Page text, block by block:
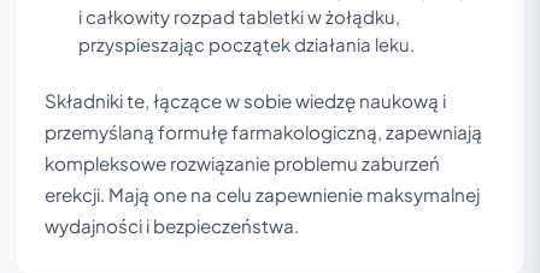
i całkowity rozpad tabletki w żołądku,
przyspieszając początek działania leku.
Składniki te, łączące w sobie wiedzę naukową i
przemyślaną formułę farmakologiczną, zapewniają
kompleksowe rozwiązanie problemu zaburzeń
erekcji. Mają one na celu zapewnienie maksymalnej
wydajności i bezpieczeństwa.